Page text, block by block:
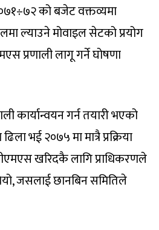
को बजेट वक्तव्यमा
ल्याउने मोवाइल सेटको प्रयोग
प्रणाली लागू गर्ने घोषणा
कार्यान्वयन गर्न तयारी भएको
भई २०७५ मा मात्रै प्रक्रिया
खरिदकै लागि प्राधिकरणले
जसलाई छानबिन समितिले